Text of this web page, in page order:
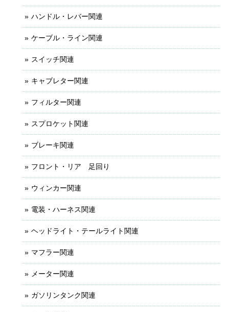
ハンドル・レバー関連
ケーブル・ライン関連
スイッチ関連
キャブレター関連
フィルター関連
スプロケット関連
ブレーキ関連
フロント・リア 足回り
ウィンカー関連
電装・ハーネス関連
ヘッドライト・テールライト関連
マフラー関連
メーター関連
ガソリンタンク関連